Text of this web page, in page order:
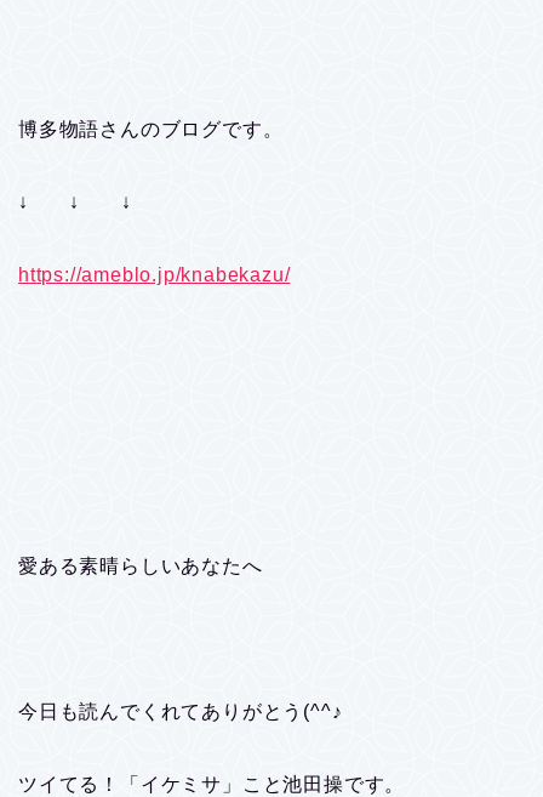
博多物語さんのブログです。
↓ ↓ ↓
https://ameblo.jp/knabekazu/
愛ある素晴らしいあなたへ
今日も読んでくれてありがとう(^^♪
ツイてる！「イケミサ」こと池田操です。